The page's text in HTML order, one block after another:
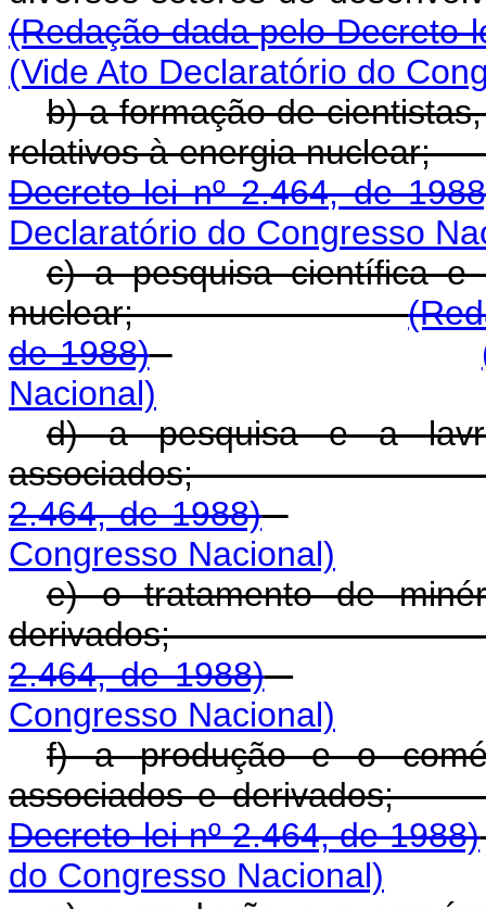
(Redação dada pelo Decreto-
(Vide Ato Declaratório do
b) a formação de
relativos à
Decreto-lei nº 2.464, de
Declaratório do Congresso
c) a pesquisa científica e
nuclear;
de 1988)
Nacional)
d) a pesquisa e a
2.464, de 1988)
Congresso Nacional)
e) o tratamento de
2.464, de 1988)
Congresso Nacional)
f) a produção e o
associados e
Decreto-lei nº 2.464, de 1988)
do Congresso Nacional)